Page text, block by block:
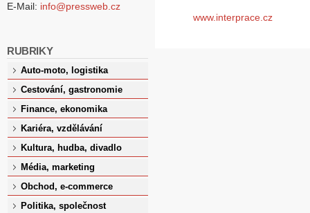
E-Mail: info@pressweb.cz
RUBRIKY
Auto-moto, logistika
Cestování, gastronomie
Finance, ekonomika
Kariéra, vzdělávání
Kultura, hudba, divadlo
Média, marketing
Obchod, e-commerce
Politika, společnost
www.interprace.cz